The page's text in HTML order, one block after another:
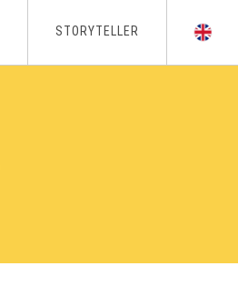
STORYTELLER